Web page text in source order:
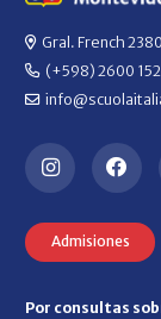
Gral. French
(+598) 2600
Admisiones
Por consultas